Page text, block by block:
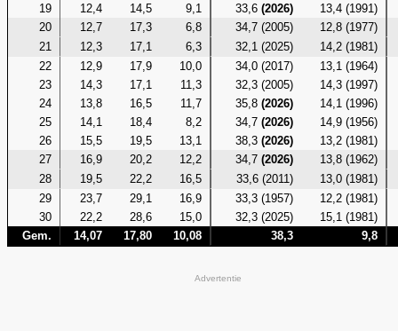
19
12,4 14,5 9,1 33,6(2026)
13,4 (1991)
20
12,7 17,3 6,8 34,7 (2005)
12,8 (1977)
21
12,3 17,1 6,3 32,1 (2025)
14,2 (1981)
22
12,9 17,9 10,0 34,0 (2017)
13,1 (1964)
23
14,3 17,1 11,3 32,3 (2005)
14,3 (1997)
24
13,8 16,5 11,7 35,8(2026)
14,1 (1996)
25
14,1 18,4 8,2 34,7(2026)
14,9 (1956)
26
15,5 19,5 13,1 38,3(2026)
13,2 (1981)
27
16,9 20,2 12,2 34,7(2026)
13,8 (1962)
28
19,5 22,2 16,5 33,6 (2011)
13,0 (1981)
29
23,7 29,1 16,9 33,3 (1957)
12,2 (1981)
30
22,2 28,6 15,0 32,3 (2025)
15,1 (1981)
Gem.
14,07 17,80 10,08 38,3 9,8
Advertentie